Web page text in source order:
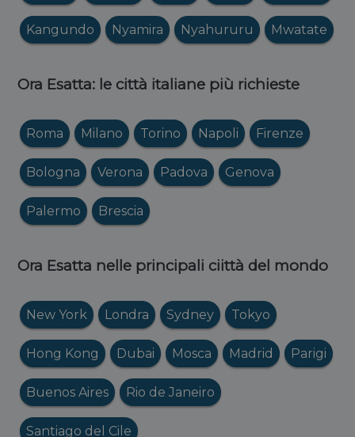
Kangundo Nyamira Nyahururu Mwatate
Ora Esatta: le città italiane più richieste
Roma Milano Torino Napoli Firenze
Bologna Verona Padova Genova
Palermo Brescia
Ora Esatta nelle principali ciittà del mondo
New York Londra Sydney Tokyo
Hong Kong Dubai Mosca Madrid Parigi
Buenos Aires Rio de Janeiro
Santiago del Cile